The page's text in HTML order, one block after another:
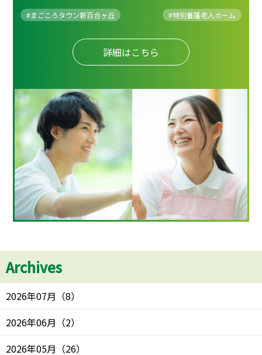
#まごころタウン新百合ヶ丘 #特別養護老人ホーム
詳細はこちら
Archives
2026年07月 （8）
2026年06月 （2）
2026年05月 （26）